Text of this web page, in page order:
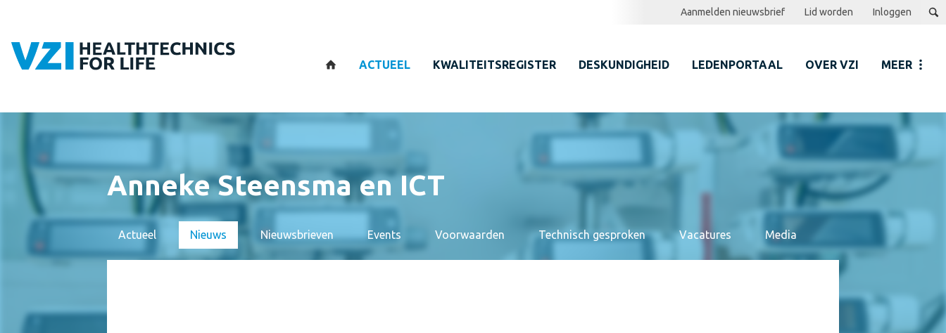
ACTUEEL KWALITEITSREGISTER DESKUNDIGHEID LEDENPORTAAL OVER VZI MEER
Aanmelden nieuwsbrief Lid worden Inloggen
Anneke Steensma en ICT
Actueel Nieuws Nieuwsbrieven Events Voorwaarden Technisch gesproken Vacatures Media